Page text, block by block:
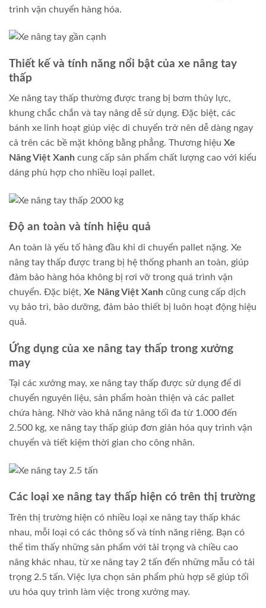
trình vận chuyển hàng hóa.
Thiết kế và tính năng nổi bật của xe nâng tay
thấp
Xe nâng tay thấp thường được trang bị bơm thủy lực,
khung chắc chắn và tay nâng dễ sử dụng. Đặc biệt, các
bánh xe linh hoạt giúp việc di chuyển trở nên dễ dàng ngay
cả trên các bề mặt không bằng phẳng. Thương hiệu Xe
Nâng Việt Xanh cung cấp sản phẩm chất lượng cao với kiểu
dáng phù hợp cho nhiều loại pallet.
Độ an toàn và tính hiệu quả
An toàn là yếu tố hàng đầu khi di chuyển pallet nặng. Xe
nâng tay thấp được trang bị hệ thống phanh an toàn, giúp
đảm bảo hàng hóa không bị rơi vỡ trong quá trình vận
chuyển. Đặc biệt, Xe Nâng Việt Xanh cũng cung cấp dịch
vụ bảo trì, bảo dưỡng, đảm bảo thiết bị luôn hoạt động hiệu
quả.
Ứng dụng của xe nâng tay thấp trong xưởng
may
Tại các xưởng may, xe nâng tay thấp được sử dụng để di
chuyển nguyên liệu, sản phẩm hoàn thiện và các pallet
chứa hàng. Nhờ vào khả năng nâng tối đa từ 1.000 đến
2.500 kg, xe nâng tay thấp giúp đơn giản hóa quy trình vận
chuyển và tiết kiệm thời gian cho công nhân.
Các loại xe nâng tay thấp hiện có trên thị trường
Trên thị trường hiện có nhiều loại xe nâng tay thấp khác
nhau, mỗi loại có các thông số và tính năng riêng. Bạn có
thể tìm thấy những sản phẩm với tải trọng và chiều cao
nâng khác nhau, từ xe nâng tay 2 tấn đến những mẫu có tải
trọng 2.5 tấn. Việc lựa chọn sản phẩm phù hợp sẽ giúp tối
ưu hóa quy trình làm việc trong xưởng may.